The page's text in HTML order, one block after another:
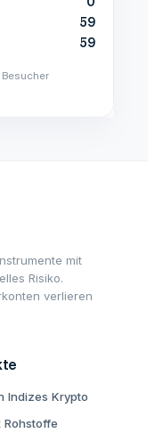
59
59
mit
Risiko.
verlieren
Indizes Krypto
Rohstoffe